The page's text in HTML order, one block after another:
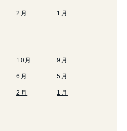
2月 1月
10月 9月
6月 5月
2月 1月